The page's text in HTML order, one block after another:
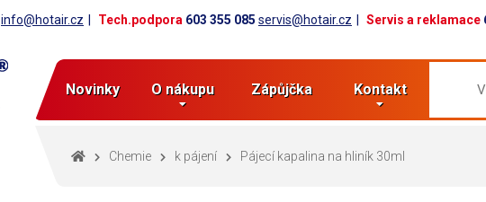
info@hotair.cz Tech.podpora 603 355 085 servis@hotair.cz Servis a reklamace
Novinky O nákupu Zápůjčka Kontakt
Chemie k pájení Pájecí kapalina na hliník 30ml